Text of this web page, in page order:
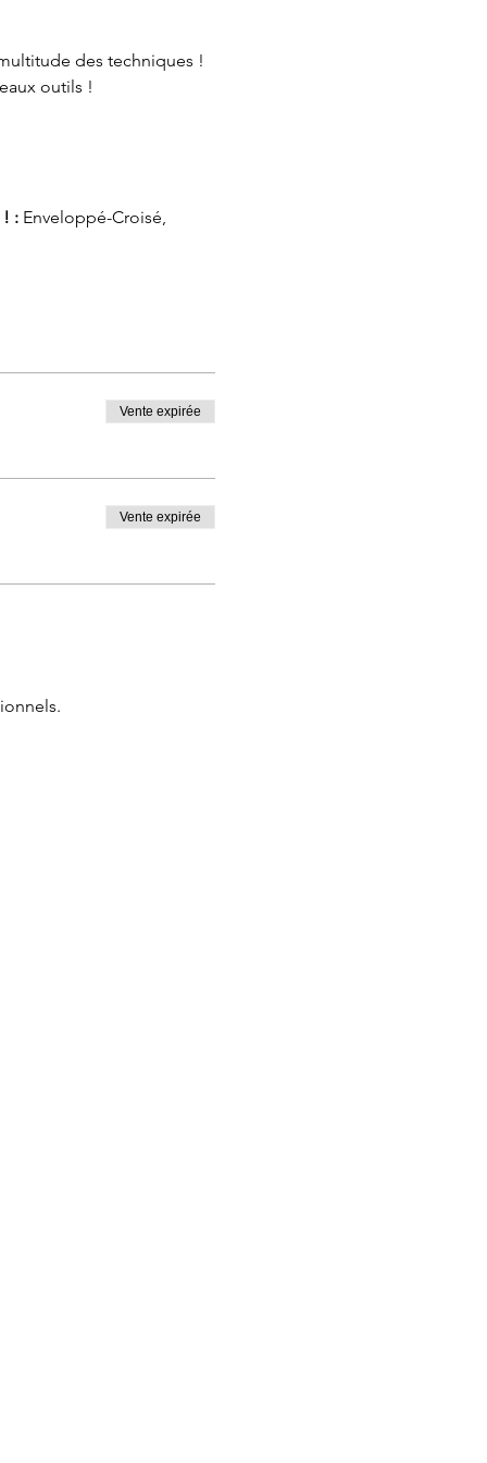
des techniques !
outils !
! : Enveloppé-Croisé,
Vente expirée
Vente expirée